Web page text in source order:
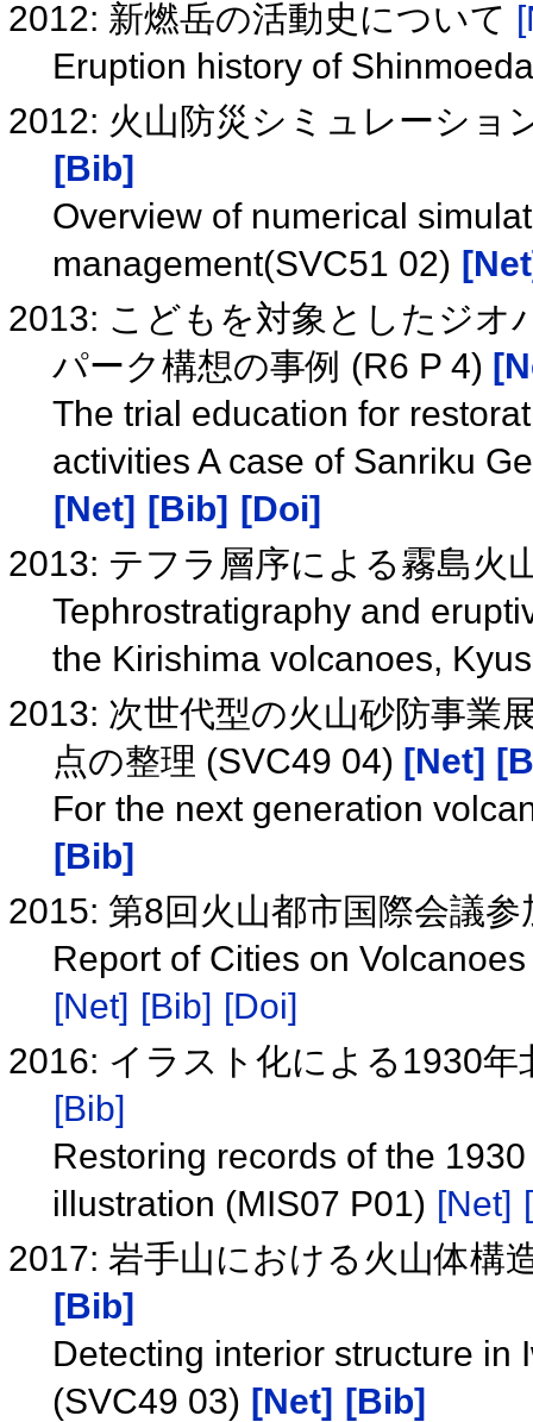
2012: 新燃岳の活動史について
Eruption history of
2012: 火山防災シミュレーショ
[Bib]
Overview of numerical
management(SVC51 02)
2013: こどもを対象としたジオ
パーク構想の事例 (R6 P 4)
The trial education for
activities A case of Sanriku
[Net] [Bib] [Doi]
2013: テフラ層序による霧島火
Tephrostratigraphy and
the Kirishima volcanoes,
2013: 次世代型の火山砂防事業
点の整理 (SVC49 04) [Net]
For the next generation
[Bib]
2015: 第8回火山都市国際会議
Report of Cities on
[Net] [Bib] [Doi]
2016: イラスト化による1930
[Bib]
Restoring records of the
illustration (MIS07 P01) [Net]
2017: 岩手山における火山体構
[Bib]
Detecting interior structure in
(SVC49 03) [Net] [Bib]